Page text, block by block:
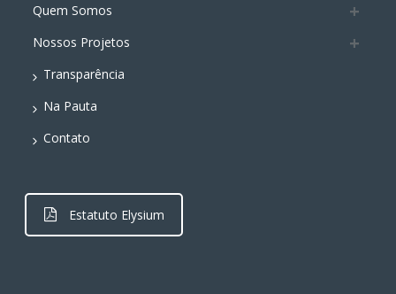
Quem Somos
Nossos Projetos
Transparência
Na Pauta
Contato
Estatuto Elysium